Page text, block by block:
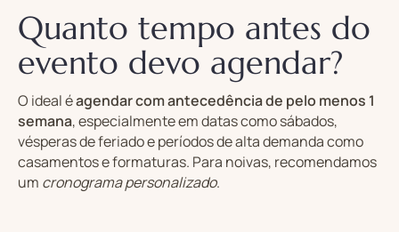
Quanto tempo antes do
evento devo agendar?
O ideal éagendar com antecedência de pelo menos 1
semana, especialmente em datas como sábados,
vésperas de feriado e períodos de alta demanda como
casamentos e formaturas. Para noivas, recomendamos
um cronograma personalizado.